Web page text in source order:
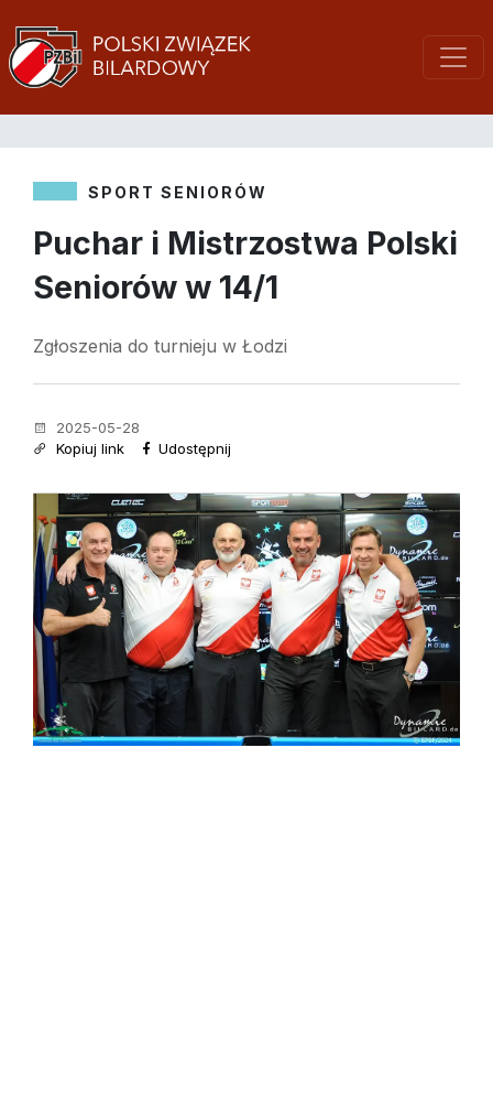
SPORT SENIORÓW
Puchar i Mistrzostwa Polski
Seniorów w 14/1
Zgłoszenia do turnieju w Łodzi
2025-05-28
Kopiuj link
Udostępnij